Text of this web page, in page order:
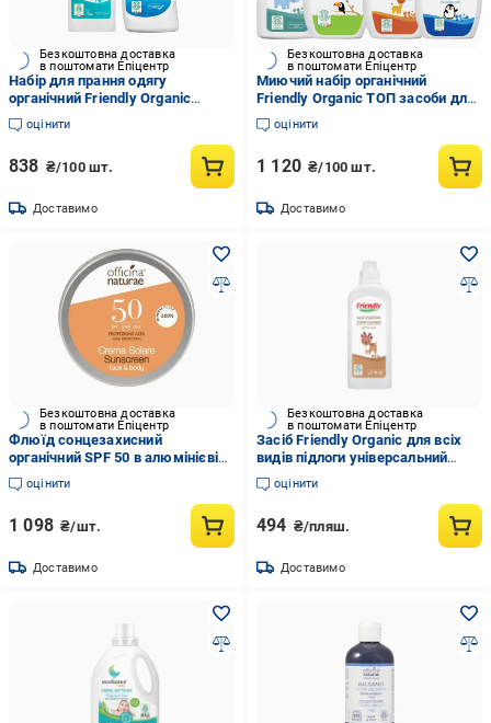
Безкоштовна доставка
в поштомати Епіцентр
Набір для прання одягу
органічний Friendly Organic
(22841941)
оцінити
838 ₴/100 шт.
Доставимо
Безкоштовна доставка
в поштомати Епіцентр
Миючий набір органічний
Friendly Organic ТОП засоби для
дитячих речей (22841849)
оцінити
1 120 ₴/100 шт.
Доставимо
Безкоштовна доставка
в поштомати Епіцентр
Флюїд cонцезахисний
органічний SPF 50 в алюмінієвій
тубі Officina Naturae 75 мл
(22842004)
оцінити
1 098 ₴/шт.
Доставимо
Безкоштовна доставка
в поштомати Епіцентр
Засіб Friendly Organic для всіх
видів підлоги універсальний
органічний 1000 мл
оцінити
494 ₴/пляш.
Доставимо